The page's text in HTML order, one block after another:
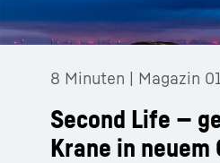
8 Minuten | Magazin
Second Life —
Krane in neuem